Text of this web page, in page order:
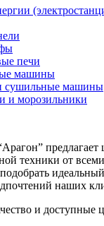
печи
машины
сушильные машины
и морозильники
техники от
наших
и доступные